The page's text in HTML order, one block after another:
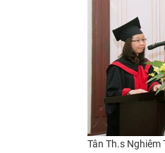
Tân Th.s Nghiêm